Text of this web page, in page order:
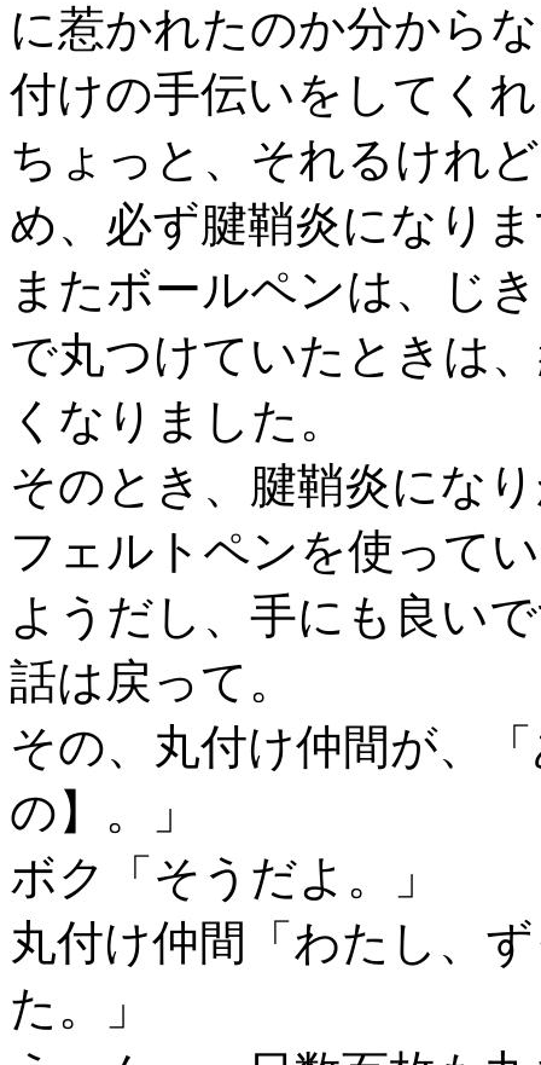
に惹かれたのか分から
付けの手伝いをしてく
ちょっと、それるけれ
め、必ず腱鞘炎になり
またボールペンは、じ
で丸つけていたときは
くなりました。
そのとき、腱鞘炎にな
フェルトペンを使って
ようだし、手にも良い
話は戻って。
その、丸付け仲間が、
の】。」
ボク「そうだよ。」
丸付け仲間「わたし、
た。」